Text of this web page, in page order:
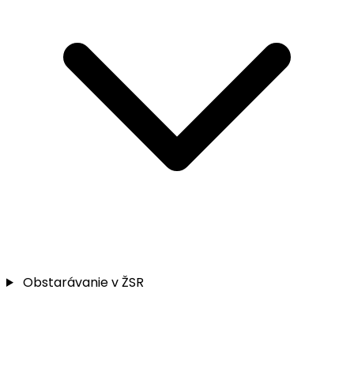
Obstarávanie v ŽSR